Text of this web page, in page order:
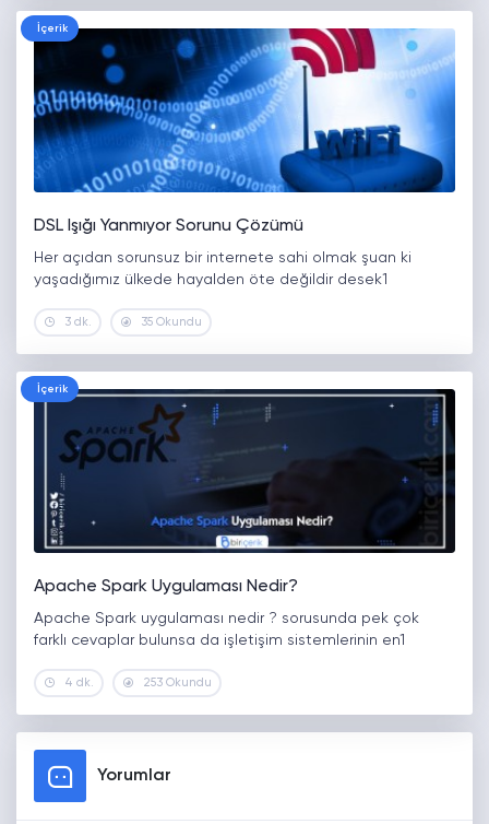
İçerik
DSL Işığı Yanmıyor Sorunu Çözümü
Her açıdan sorunsuz bir internete sahi olmak şuan ki
yaşadığımız ülkede hayalden öte değildir desek1
3 dk. 35 Okundu
İçerik
Apache Spark Uygulaması Nedir?
Apache Spark uygulaması nedir ? sorusunda pek çok
farklı cevaplar bulunsa da işletişim sistemlerinin en1
4 dk. 253 Okundu
Yorumlar